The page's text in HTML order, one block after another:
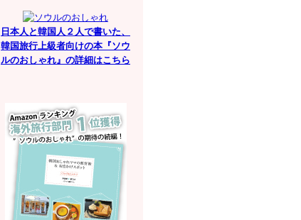
日本人と韓国人２人で書いた、
韓国旅行上級者向けの本『ソウ
ルのおしゃれ』の詳細はこちら